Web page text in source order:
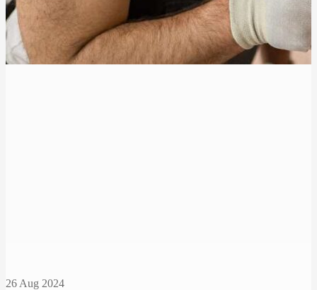
26 Aug 2024